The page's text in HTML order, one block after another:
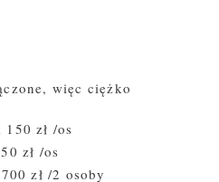
więc ciężko
zł /os
zł /os
zł /2 osoby